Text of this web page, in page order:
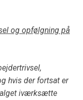
og opfølgning på
hvis der fortsat er
iværksætte